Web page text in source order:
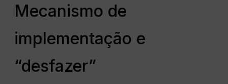
Mecanismo de
implementação e
“desfazer”